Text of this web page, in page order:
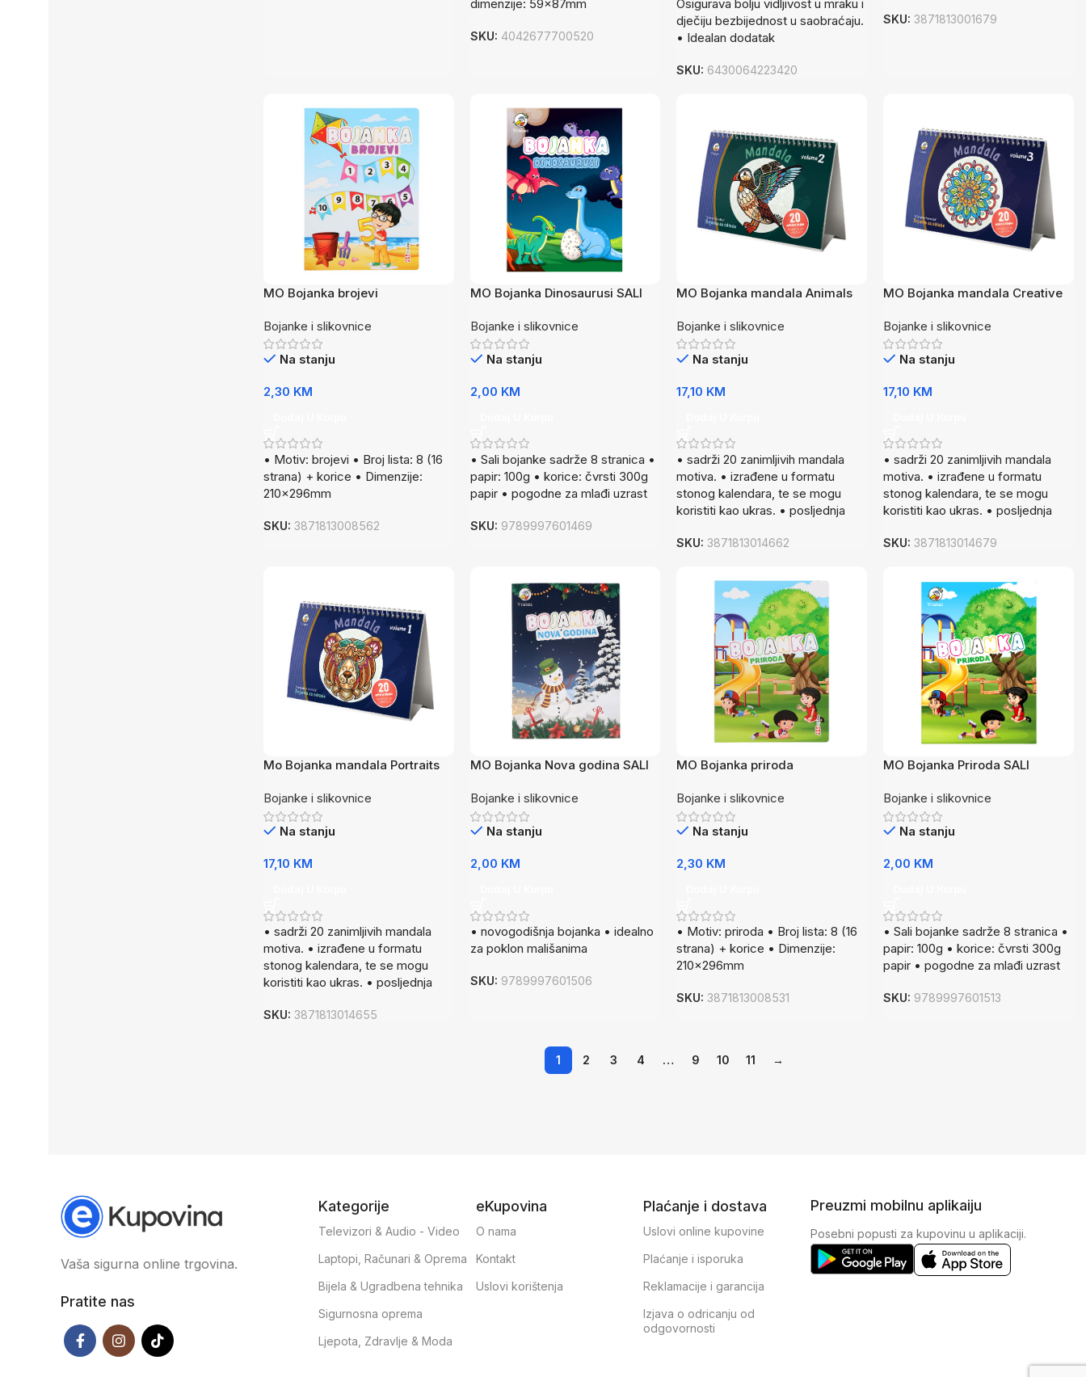
dimenzije: 59x87mm
SKU: 4042677700520
Osigurava bolju vidljivost u mraku i
dječiju bezbijednost u saobraćaju.
• Idealan dodatak
SKU: 6430064223420
SKU:3871813001679
MO Bojanka brojevi
Bojanke i slikovnice
Na stanju
2,30 KM
• Motiv: brojevi • Broj lista: 8 (16
strana) + korice • Dimenzije:
210x296mm
SKU: 3871813008562
MO Bojanka Dinosaurusi SALI
Bojanke i slikovnice
Na stanju
2,00 KM
• Sali bojanke sadrže 8 stranica •
papir: 100g • korice: čvrsti 300g
papir • pogodne za mlađi uzrast
SKU: 9789997601469
MO Bojanka mandala Animals
Bojanke i slikovnice
Na stanju
17,10 KM
• sadrži 20 zanimljivih mandala
motiva. • izrađene u formatu
stonog kalendara, te se mogu
koristiti kao ukras. • posljednja
SKU:3871813014662
MO Bojanka mandala Creative
Bojanke i slikovnice
Na stanju
17,10 KM
• sadrži 20 zanimljivih mandala
motiva. • izrađene u formatu
stonog kalendara, te se mogu
koristiti kao ukras. • posljednja
SKU:3871813014679
Mo Bojanka mandala Portraits
Bojanke i slikovnice
Na stanju
17,10 KM
• sadrži 20 zanimljivih mandala
motiva. • izrađene u formatu
stonog kalendara, te se mogu
koristiti kao ukras. • posljednja
SKU: 3871813014655
MO Bojanka Nova godina SALI
Bojanke i slikovnice
Na stanju
2,00 KM
• novogodišnja bojanka • idealno
za poklon mališanima
SKU: 9789997601506
MO Bojanka priroda
Bojanke i slikovnice
Na stanju
2,30 KM
• Motiv: priroda • Broj lista: 8 (16
strana) + korice • Dimenzije:
210x296mm
SKU:3871813008531
MO Bojanka Priroda SALI
Bojanke i slikovnice
Na stanju
2,00 KM
• Sali bojanke sadrže 8 stranica •
papir: 100g • korice: čvrsti 300g
papir • pogodne za mlađi uzrast
SKU: 9789997601513
1 2 3 4 … 9 10 11 →
Vaša sigurna online trgovina.
Pratite nas
Kategorije
Televizori & Audio - Video
Laptopi, Računari & Oprema
Bijela & Ugradbena tehnika
Sigurnosna oprema
Ljepota, Zdravlje & Moda
eKupovina
O nama
Kontakt
Uslovi korištenja
Plaćanje i dostava
Uslovi online kupovine
Plaćanje i isporuka
Reklamacije i garancija
Izjava o odricanju od
odgovornosti
Preuzmi mobilnu aplikaiju
Posebni popusti za kupovinu u aplikaciji.